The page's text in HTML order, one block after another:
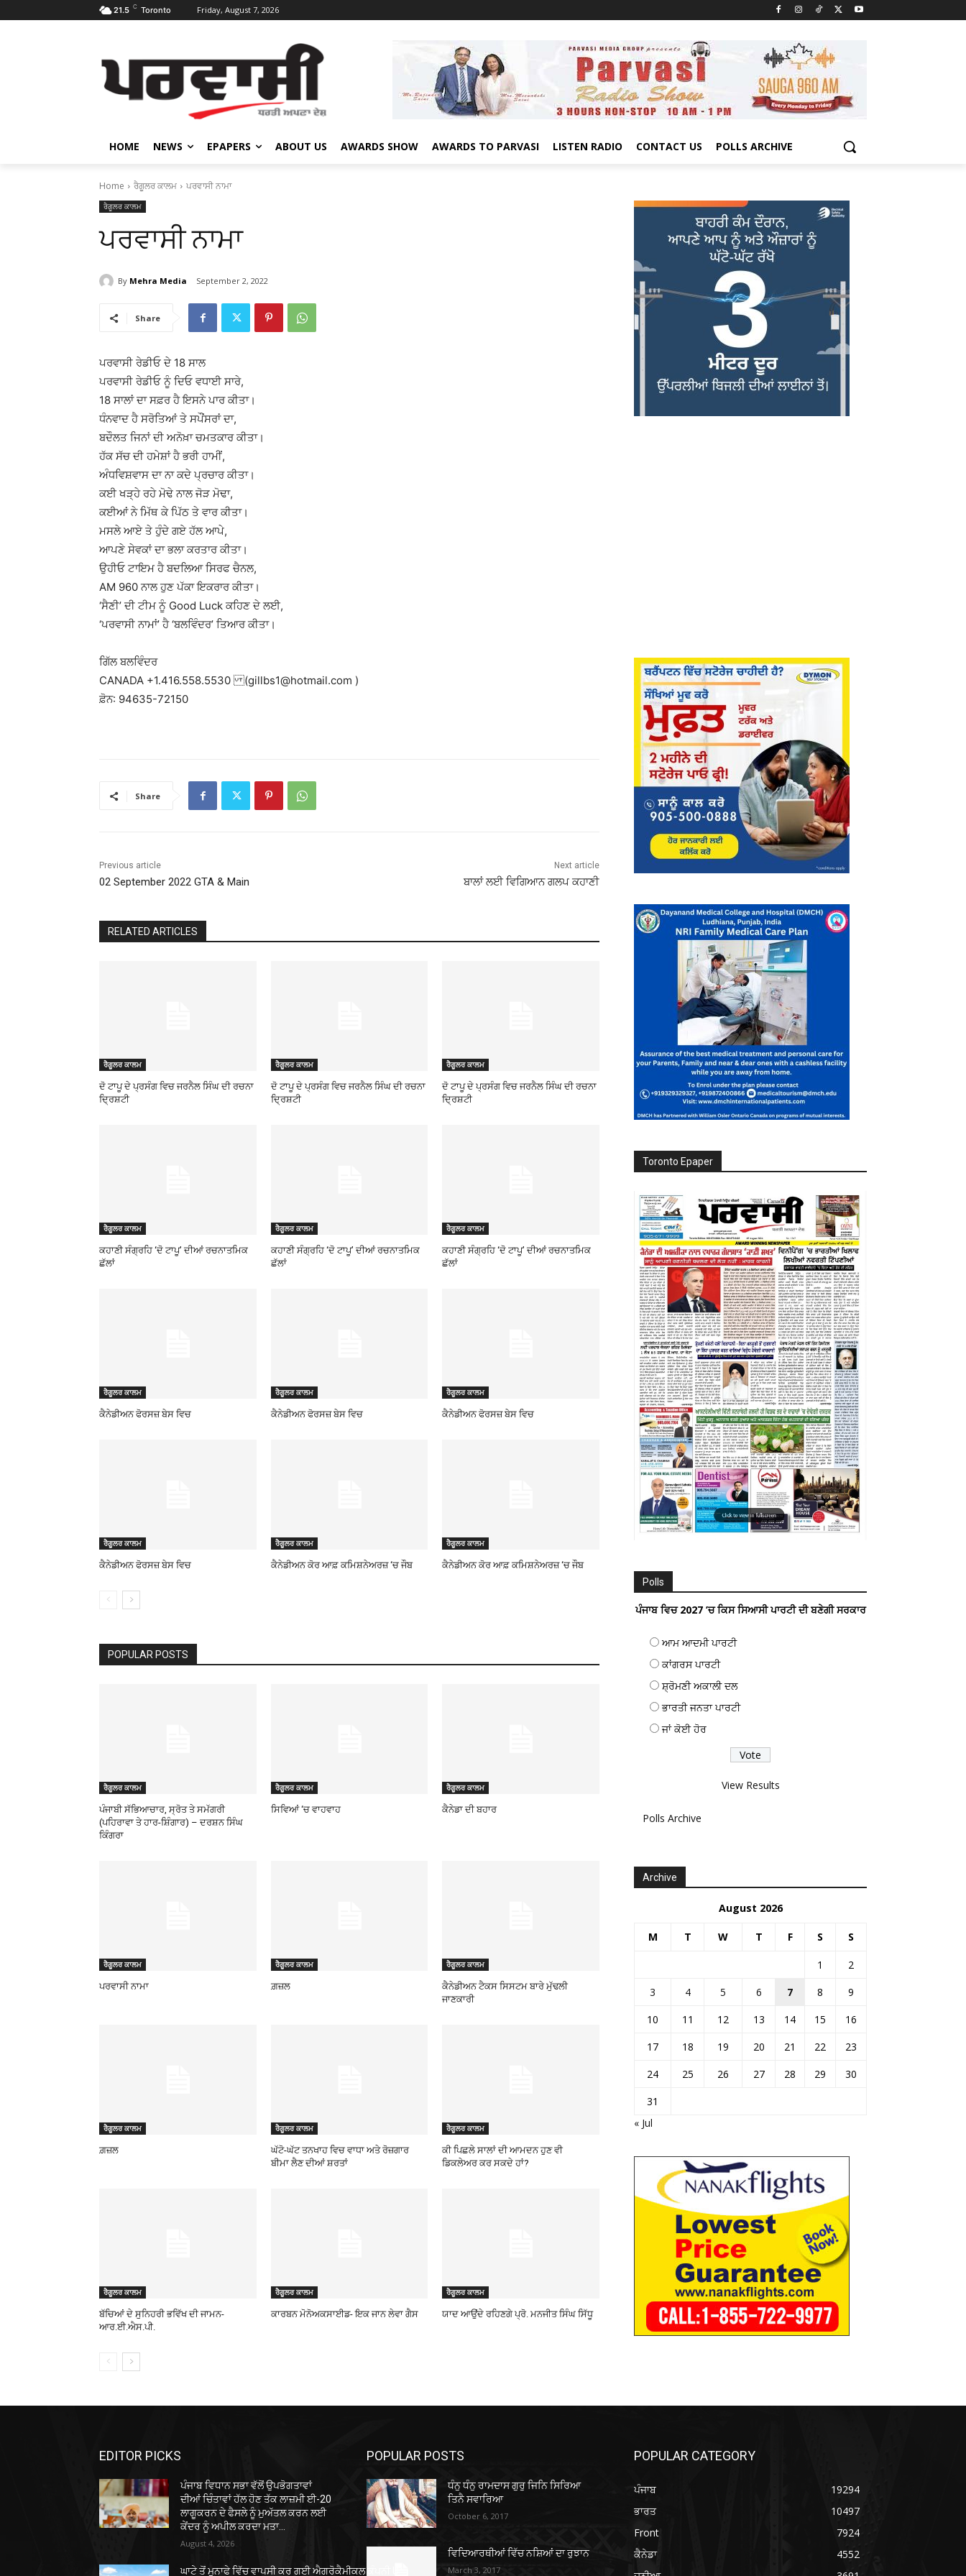
21.5 C Toronto Friday, August 7, 2026
HOME NEWS EPAPERS ABOUT US AWARDS SHOW AWARDS TO PARVASI LISTEN RADIO CONTACT US POLLS ARCHIVE
Home ਰੈਗੂਲਰ ਕਾਲਮ ਪਰਵਾਸੀ ਨਾਮਾ
ਰੈਗੂਲਰ ਕਾਲਮ
ਪਰਵਾਸੀ ਨਾਮਾ
By Mehra Media September 2, 2022
Share
ਪਰਵਾਸੀ ਰੇਡੀਓ ਦੇ 18 ਸਾਲ
ਪਰਵਾਸੀ ਰੇਡੀਓ ਨੂੰ ਦਿਓ ਵਧਾਈ ਸਾਰੇ,
18 ਸਾਲਾਂ ਦਾ ਸਫ਼ਰ ਹੈ ਇਸਨੇ ਪਾਰ ਕੀਤਾ।
ਧੰਨਵਾਦ ਹੈ ਸਰੋਤਿਆਂ ਤੇ ਸਪੌਂਸਰਾਂ ਦਾ,
ਬਦੌਲਤ ਜਿਨਾਂ ਦੀ ਅਨੋਖ਼ਾ ਚਮਤਕਾਰ ਕੀਤਾ।
ਹੱਕ ਸੱਚ ਦੀ ਹਮੇਸ਼ਾਂ ਹੈ ਭਰੀ ਹਾਮੀਂ,
ਅੰਧਵਿਸ਼ਵਾਸ ਦਾ ਨਾ ਕਦੇ ਪ੍ਰਚਾਰ ਕੀਤਾ।
ਕਈ ਖੜ੍ਹੇ ਰਹੇ ਮੋਢੇ ਨਾਲ ਜੋੜ ਮੋਢਾ,
ਕਈਆਂ ਨੇ ਮਿੱਥ ਕੇ ਪਿੱਠ ਤੇ ਵਾਰ ਕੀਤਾ।
ਮਸਲੇ ਆਏ ਤੇ ਹੁੰਦੇ ਗਏ ਹੱਲ ਆਪੇ,
ਆਪਣੇ ਸੇਵਕਾਂ ਦਾ ਭਲਾ ਕਰਤਾਰ ਕੀਤਾ।
ਉਹੀਓ ਟਾਇਮ ਹੈ ਬਦਲਿਆ ਸਿਰਫ ਚੈਨਲ,
AM 960 ਨਾਲ ਹੁਣ ਪੱਕਾ ਇਕਰਾਰ ਕੀਤਾ।
‘ਸੈਣੀ’ ਦੀ ਟੀਮ ਨੂੰ Good Luck ਕਹਿਣ ਦੇ ਲਈ,
‘ਪਰਵਾਸੀ ਨਾਮਾਂ’ ਹੈ ‘ਬਲਵਿੰਦਰ’ ਤਿਆਰ ਕੀਤਾ।
ਗਿੱਲ ਬਲਵਿੰਦਰ
CANADA +1.416.558.5530 (gillbs1@hotmail.com )
ਫ਼ੋਨ: 94635-72150
Share
Previous article
02 September 2022 GTA & Main
Next article
ਬਾਲਾਂ ਲਈ ਵਿਗਿਆਨ ਗਲਪ ਕਹਾਣੀ
RELATED ARTICLES
ਰੈਗੂਲਰ ਕਾਲਮ
ਦੋ ਟਾਪੂ ਦੇ ਪ੍ਰਸੰਗ ਵਿਚ ਜਰਨੈਲ ਸਿੰਘ ਦੀ ਰਚਨਾ
ਦ੍ਰਿਸ਼ਟੀ
ਰੈਗੂਲਰ ਕਾਲਮ
ਦੋ ਟਾਪੂ ਦੇ ਪ੍ਰਸੰਗ ਵਿਚ ਜਰਨੈਲ ਸਿੰਘ ਦੀ ਰਚਨਾ
ਦ੍ਰਿਸ਼ਟੀ
ਰੈਗੂਲਰ ਕਾਲਮ
ਦੋ ਟਾਪੂ ਦੇ ਪ੍ਰਸੰਗ ਵਿਚ ਜਰਨੈਲ ਸਿੰਘ ਦੀ ਰਚਨਾ
ਦ੍ਰਿਸ਼ਟੀ
ਰੈਗੂਲਰ ਕਾਲਮ
ਕਹਾਣੀ ਸੰਗ੍ਰਹਿ ‘ਦੋ ਟਾਪੂ’ ਦੀਆਂ ਰਚਨਾਤਮਿਕ
ਛੱਲਾਂ
ਰੈਗੂਲਰ ਕਾਲਮ
ਕਹਾਣੀ ਸੰਗ੍ਰਹਿ ‘ਦੋ ਟਾਪੂ’ ਦੀਆਂ ਰਚਨਾਤਮਿਕ
ਛੱਲਾਂ
ਰੈਗੂਲਰ ਕਾਲਮ
ਕਹਾਣੀ ਸੰਗ੍ਰਹਿ ‘ਦੋ ਟਾਪੂ’ ਦੀਆਂ ਰਚਨਾਤਮਿਕ
ਛੱਲਾਂ
ਰੈਗੂਲਰ ਕਾਲਮ
ਕੈਨੇਡੀਅਨ ਫੋਰਸਜ਼ ਬੇਸ ਵਿਚ
ਰੈਗੂਲਰ ਕਾਲਮ
ਕੈਨੇਡੀਅਨ ਫੋਰਸਜ਼ ਬੇਸ ਵਿਚ
ਰੈਗੂਲਰ ਕਾਲਮ
ਕੈਨੇਡੀਅਨ ਫੋਰਸਜ਼ ਬੇਸ ਵਿਚ
ਰੈਗੂਲਰ ਕਾਲਮ
ਕੈਨੇਡੀਅਨ ਫੋਰਸਜ਼ ਬੇਸ ਵਿਚ
ਰੈਗੂਲਰ ਕਾਲਮ
ਕੈਨੇਡੀਅਨ ਕੋਰ ਆਫ਼ ਕਮਿਸ਼ਨੇਅਰਜ਼ ‘ਚ ਜੌਬ
ਰੈਗੂਲਰ ਕਾਲਮ
ਕੈਨੇਡੀਅਨ ਕੋਰ ਆਫ਼ ਕਮਿਸ਼ਨੇਅਰਜ਼ ‘ਚ ਜੌਬ
POPULAR POSTS
ਰੈਗੂਲਰ ਕਾਲਮ
ਪੰਜਾਬੀ ਸੱਭਿਆਚਾਰ, ਸ੍ਰੋਤ ਤੇ ਸਮੱਗਰੀ
(ਪਹਿਰਾਵਾ ਤੇ ਹਾਰ-ਸ਼ਿੰਗਾਰ) – ਦਰਸ਼ਨ ਸਿੰਘ
ਕਿੰਗਰਾ
ਰੈਗੂਲਰ ਕਾਲਮ
ਸਿਵਿਆਂ ‘ਚ ਵਾਹਵਾਹ
ਰੈਗੂਲਰ ਕਾਲਮ
ਕੈਨੇਡਾ ਦੀ ਬਹਾਰ
ਰੈਗੂਲਰ ਕਾਲਮ
ਪਰਵਾਸੀ ਨਾਮਾ
ਰੈਗੂਲਰ ਕਾਲਮ
ਗ਼ਜ਼ਲ
ਰੈਗੂਲਰ ਕਾਲਮ
ਕੈਨੇਡੀਅਨ ਟੈਕਸ ਸਿਸਟਮ ਬਾਰੇ ਮੁੱਢਲੀ
ਜਾਣਕਾਰੀ
ਰੈਗੂਲਰ ਕਾਲਮ
ਗ਼ਜ਼ਲ
ਰੈਗੂਲਰ ਕਾਲਮ
ਘੱਟੋ-ਘੱਟ ਤਨਖਾਹ ਵਿਚ ਵਾਧਾ ਅਤੇ ਰੋਜ਼ਗਾਰ
ਬੀਮਾ ਲੈਣ ਦੀਆਂ ਸ਼ਰਤਾਂ
ਰੈਗੂਲਰ ਕਾਲਮ
ਕੀ ਪਿਛਲੇ ਸਾਲਾਂ ਦੀ ਆਮਦਨ ਹੁਣ ਵੀ
ਡਿਕਲੇਅਰ ਕਰ ਸਕਦੇ ਹਾਂ?
ਰੈਗੂਲਰ ਕਾਲਮ
ਬੱਚਿਆਂ ਦੇ ਸੁਨਿਹਰੀ ਭਵਿੱਖ ਦੀ ਜਾਮਨ-
ਆਰ.ਈ.ਐਸ.ਪੀ.
ਰੈਗੂਲਰ ਕਾਲਮ
ਕਾਰਬਨ ਮੋਨੋਅਕਸਾਈਡ- ਇਕ ਜਾਨ ਲੇਵਾ ਗੈਸ
ਰੈਗੂਲਰ ਕਾਲਮ
ਯਾਦ ਆਉਂਦੇ ਰਹਿਣਗੇ ਪ੍ਰੋ. ਮਨਜੀਤ ਸਿੰਘ ਸਿੱਧੂ
Toronto Epaper
Polls
ਪੰਜਾਬ ਵਿਚ 2027 ’ਚ ਕਿਸ ਸਿਆਸੀ ਪਾਰਟੀ ਦੀ ਬਣੇਗੀ ਸਰਕਾਰ
ਆਮ ਆਦਮੀ ਪਾਰਟੀ
ਕਾਂਗਰਸ ਪਾਰਟੀ
ਸ਼੍ਰੋਮਣੀ ਅਕਾਲੀ ਦਲ
ਭਾਰਤੀ ਜਨਤਾ ਪਾਰਟੀ
ਜਾਂ ਕੋਈ ਹੋਰ
View Results
Polls Archive
Archive
August 2026
M T W T F S S
1
2
3
4 5 6 7 8
9
10
11 12 13 14 15
16
17
18 19 20 21 22
23
24
25 26 27 28 29
30
31
« Jul
EDITOR PICKS
ਪੰਜਾਬ ਵਿਧਾਨ ਸਭਾ ਵੱਲੋਂ ਉਪਭੋਗਤਾਵਾਂ
ਦੀਆਂ ਚਿੰਤਾਵਾਂ ਹੱਲ ਹੋਣ ਤੱਕ ਲਾਜ਼ਮੀ ਈ-20
ਲਾਗੂਕਰਨ ਦੇ ਫੈਸਲੇ ਨੂੰ ਮੁਅੱਤਲ ਕਰਨ ਲਈ
ਕੇਂਦਰ ਨੂੰ ਅਪੀਲ ਕਰਦਾ ਮਤਾ...
August 4, 2026
ਘਾਟੇ ਤੋਂ ਮੁਨਾਫੇ ਵਿੱਚ ਵਾਪਸੀ ਕਰ ਗਈ ਐਗਰੋਕੈਮੀਕਲ ਕੰਪਨੀ U
POPULAR POSTS
ਧੰਨੁ ਧੰਨੁ ਰਾਮਦਾਸ ਗੁਰੁ ਜਿਨਿ ਸਿਰਿਆ
ਤਿਨੈ ਸਵਾਰਿਆ
October 6, 2017
ਵਿਦਿਆਰਥੀਆਂ ਵਿੱਚ ਨਸ਼ਿਆਂ ਦਾ ਰੁਝਾਨ
March 3, 2017
POPULAR CATEGORY
ਪੰਜਾਬ
19294
ਭਾਰਤ
10497
Front
7924
ਕੈਨੇਡਾ
4552